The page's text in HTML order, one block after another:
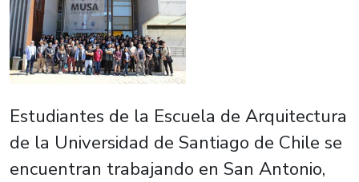
Estudiantes de la Escuela de Arquitectura
de la Universidad de Santiago de Chile se
encuentran trabajando en San Antonio,